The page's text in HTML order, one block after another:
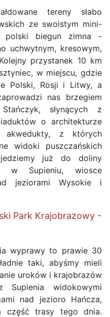
tereny słabo
ze swoistym mini-
polski biegun zimna -
uchwytnym, kresowym,
przystanek 10 km
w miejscu, gdzie
Polski, Rosji i Litwy, a
nas brzegiem
słynących z
o architekturze
akwedukty, z których
widoki puszczańskich
już do doliny
w Supieniu, wiosce
jeziorami Wysokie i
Park Krajobrazowy -
wyprawy to prawie 30
taki, abyśmy mieli
uroków i krajobrazów
Supienia widokowymi
nad jezioro Hańcza,
część trasy tego dnia.